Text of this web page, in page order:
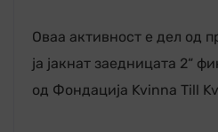
Оваа активност е дел од
ја јакнат заедницата 2“
од Фондација Kvinna Till